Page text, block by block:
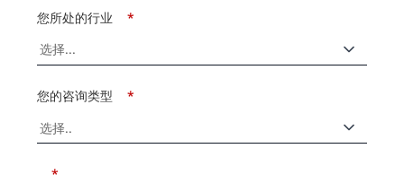
*
您所处的行业
*
您的咨询类型
*